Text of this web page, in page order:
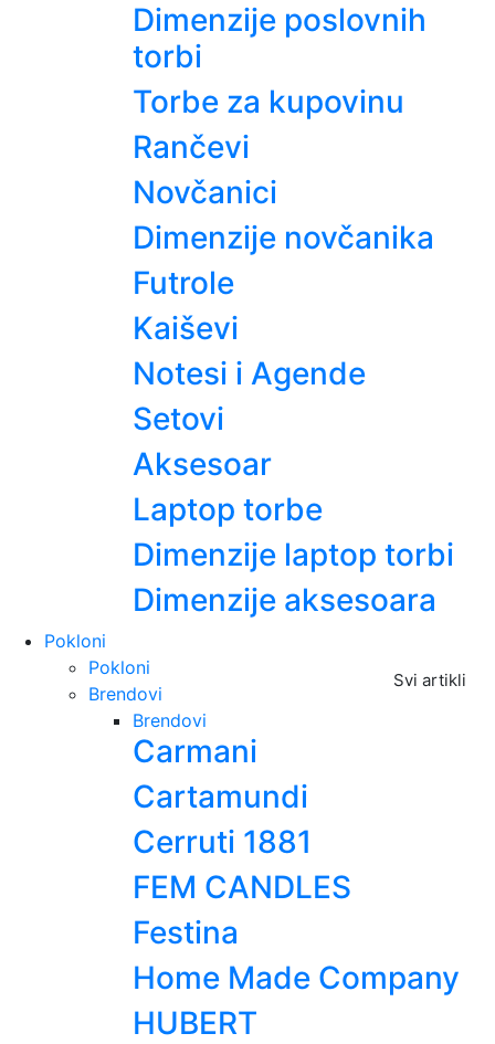
Dimenzije poslovnih
torbi
Torbe za kupovinu
Rančevi
Novčanici
Dimenzije novčanika
Futrole
Kaiševi
Notesi i Agende
Setovi
Aksesoar
Laptop torbe
Dimenzije laptop torbi
Dimenzije aksesoara
Pokloni
Svi artikli
Pokloni
Brendovi
Brendovi
Carmani
Cartamundi
Cerruti 1881
FEM CANDLES
Festina
Home Made Company
HUBERT